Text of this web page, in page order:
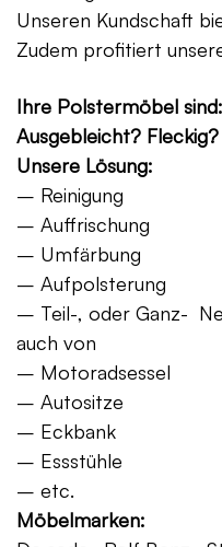
Unseren Kundschaft
Zudem profitiert
Ihre Polstermöbel sind:
Ausgebleicht?
Unsere Lösung:
– Reinigung
– Auffrischung
– Umfärbung
– Aufpolsterung
– Teil-, oder Ganz-
auch von
– Motoradsessel
– Autositze
– Eckbank
– Essstühle
– etc.
Möbelmarken: